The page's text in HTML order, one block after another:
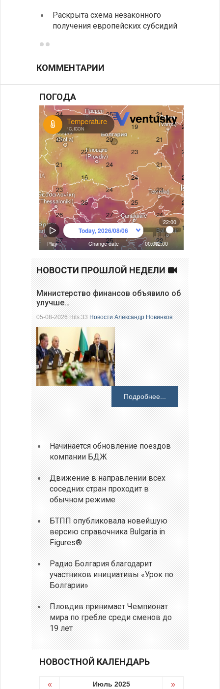
Раскрыта схема незаконного
получения европейских субсидий
КОММЕНТАРИИ
ПОГОДА
НОВОСТИ ПРОШЛОЙ НЕДЕЛИ
Министерство финансов объявило об
улучше…
05-08-2026 Hits:33Новости Александр Новинков
Подробнее...
Начинается обновление поездов
компании БДЖ
Движение в направлении всех
соседних стран проходит в
обычном режиме
БТПП опубликовала новейшую
версию справочника Bulgaria in
Figures®
Радио Болгария благодарит
участников инициативы «Урок по
Болгарии»
Пловдив принимает Чемпионат
мира по гребле среди сменов до
19 лет
НОВОСТНОЙ КАЛЕНДАРЬ
« Июль 2025 »